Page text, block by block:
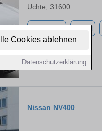
Cookies ablehnen
Datenschutzerklärung
Uchte, 31600
Diesel
Nissan NV400